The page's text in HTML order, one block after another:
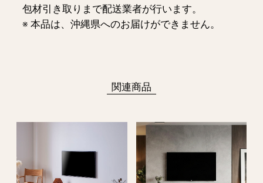
包材引き取りまで配送業者が行います。
※ 本品は、沖縄県へのお届けができません。
関連商品